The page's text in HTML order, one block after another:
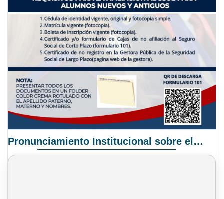
Pronunciamiento Institucional sobre el Proyecto de Ley N° 068/2025-2026 C.S.